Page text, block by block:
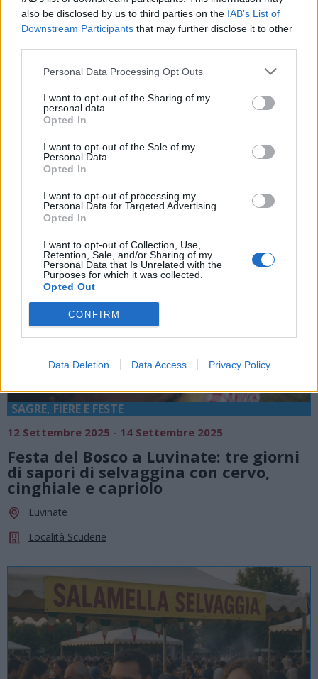
also be disclosed by us to third parties on the IAB’s List of
Downstream Participants that may further disclose it to other
Personal Data Processing Opt Outs
I want to opt-out of the Sharing of my
personal data.
Opted In
I want to opt-out of the Sale of my
Personal Data.
Opted In
I want to opt-out of processing my
Personal Data for Targeted Advertising.
Opted In
I want to opt-out of Collection, Use,
Retention, Sale, and/or Sharing of my
Personal Data that Is Unrelated with the
Purposes for which it was collected.
Opted Out
CONFIRM
Data Deletion Data Access Privacy Policy
SAGRE, FIERE E FESTE
05 Luglio 2025 - 06 Luglio 2025
Annullata la Poggio Beer Fest a
Luvinate ma sabato salamelle di
cinghiale da asporto
Località Scuderie
SAGRE, FIERE E FESTE
12 Settembre 2025 - 14 Settembre 2025
Festa del Bosco a Luvinate: tre giorni
di sapori di selvaggina con cervo,
cinghiale e capriolo
Luvinate
Località Scuderie